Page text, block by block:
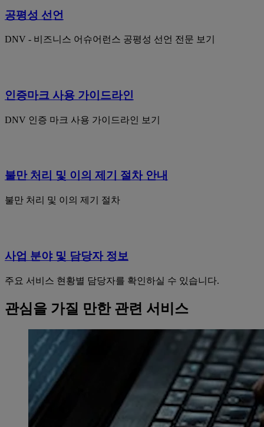
공평성 선언
DNV - 비즈니스 어슈어런스 공평성 선언 전문 보기
인증마크 사용 가이드라인
DNV 인증 마크 사용 가이드라인 보기
불만 처리 및 이의 제기 절차 안내
불만 처리 및 이의 제기 절차
사업 분야 및 담당자 정보
주요 서비스 현황별 담당자를 확인하실 수 있습니다.
관심을 가질 만한 관련 서비스